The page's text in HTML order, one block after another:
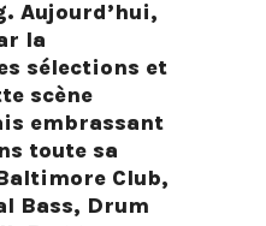
Aujourd’hui,
la
sélections et
scène
embrassant
toute sa
Club,
Bass, Drum